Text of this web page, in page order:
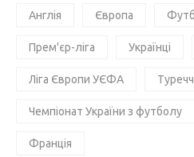
Англія Європа
Прем'єр-ліга Українці
Ліга Європи УЄФА
Чемпіонат України з футболу
Франція